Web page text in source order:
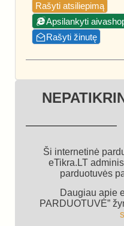
Rašyti atsiliepimą
Apsilankyti
Rašyti žinutę
Ši internetinė
eTikra.LT
parduotuvės
Daugiau apie
PARDUOTUVĖ”